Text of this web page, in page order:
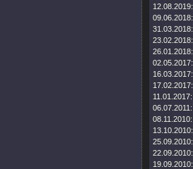
12.08.2019:
09.06.2018:
31.03.2018:
23.02.2018:
26.01.2018:
02.05.2017:
16.03.2017:
17.02.2017:
11.01.2017:
06.07.2011:
08.11.2010:
13.10.2010:
25.09.2010:
22.09.2010:
19.09.2010: